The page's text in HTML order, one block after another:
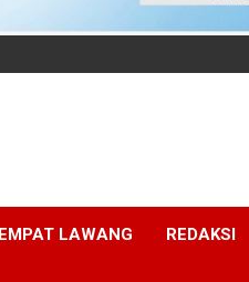
EMPAT LAWANG REDAKSI